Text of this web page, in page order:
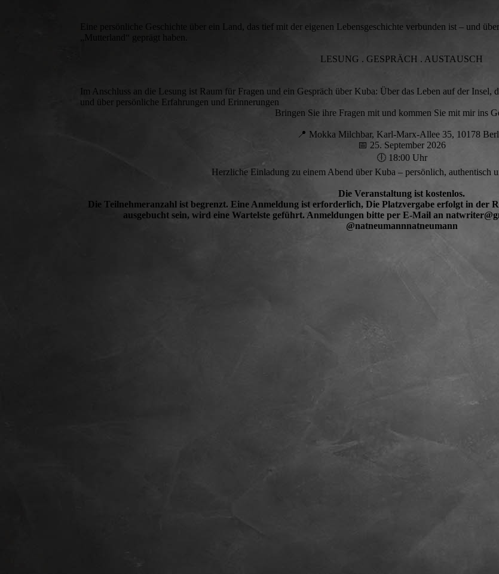
Eine persönliche Geschichte über ein Land, das tief mit der eigenen Lebensgeschichte verbunden ist – und
„Mutterland“ geprägt haben.
LESUNG . GESPRÄCH . AUSTAUSCH
Im Anschluss an die Lesung ist Raum für Fragen und ein Gespräch über Kuba: Über das Leben auf der
und über persönliche Erfahrungen und Erinnerungen
Bringen Sie ihre Fragen mit und kommen Sie mit mir ins
📍 Mokka Milchbar, Karl-Marx-Allee 35, 10178
📅 25. September 2026
🕕 18:00 Uhr
Herzliche Einladung zu einem Abend über Kuba – persönlich, authentisch
Die Veranstaltung ist kostenlos.
Die Teilnehmeranzahl ist begrenzt. Eine Anmeldung ist erforderlich, Die Platzvergabe erfolgt in der
ausgebucht sein, wird eine Wartelste geführt. Anmeldungen bitte per E-Mail an
@natneumannnatneumann